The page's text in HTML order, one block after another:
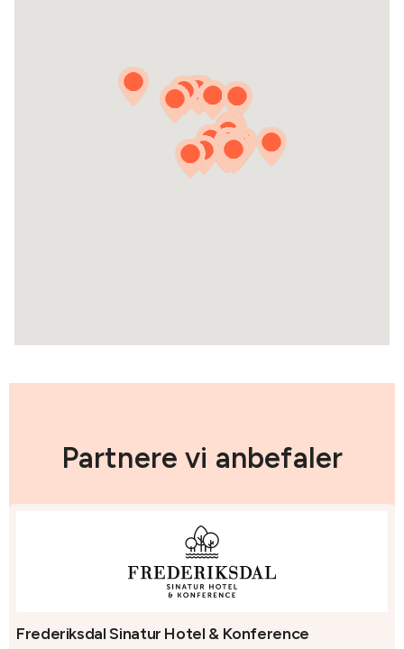
Partnere vi anbefaler
Frederiksdal Sinatur Hotel & Konference